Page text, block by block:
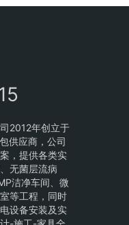
2012年创立于
供应商，公司
，提供各类实
无菌层流病
洁净车间、微
等工程，同时
设备安装及实